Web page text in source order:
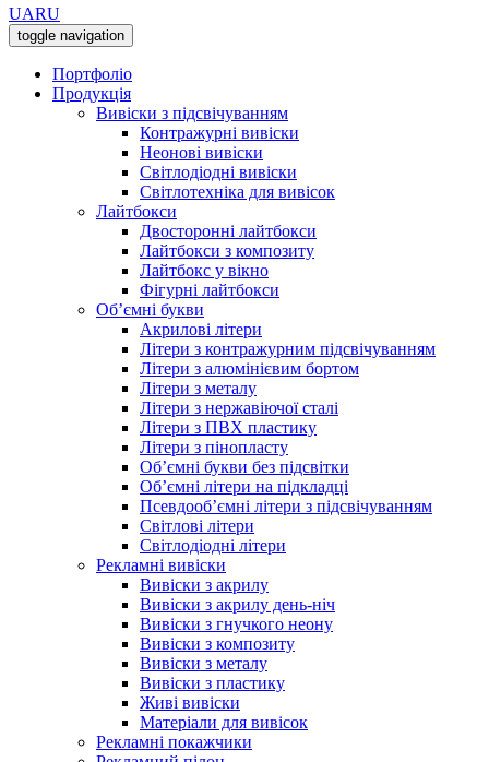
UARU
toggle navigation
Портфоліо
Продукція
Вивіски з підсвічуванням
Контражурні вивіски
Неонові вивіски
Світлодіодні вивіски
Світлотехніка для вивісок
Лайтбокси
Двосторонні лайтбокси
Лайтбокси з композиту
Лайтбокс у вікно
Фігурні лайтбокси
Об’ємні букви
Акрилові літери
Літери з контражурним підсвічуванням
Літери з алюмінієвим бортом
Літери з металу
Літери з нержавіючої сталі
Літери з ПВХ пластику
Літери з пінопласту
Об’ємні букви без підсвітки
Об’ємні літери на підкладці
Псевдооб’ємні літери з підсвічуванням
Світлові літери
Світлодіодні літери
Рекламні вивіски
Вивіски з акрилу
Вивіски з акрилу день-ніч
Вивіски з гнучкого неону
Вивіски з композиту
Вивіски з металу
Вивіски з пластику
Живі вивіски
Матеріали для вивісок
Рекламні покажчики